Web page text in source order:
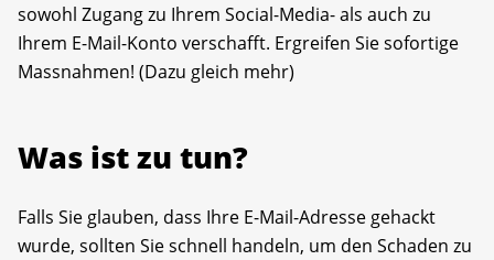
sowohl Zugang zu Ihrem Social-Media- als auch zu
Ihrem E-Mail-Konto verschafft. Ergreifen Sie sofortige
Massnahmen! (Dazu gleich mehr)
Was ist zu tun?
Falls Sie glauben, dass Ihre E-Mail-Adresse gehackt
wurde, sollten Sie schnell handeln, um den Schaden zu